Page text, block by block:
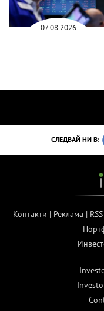
07.08.2026
СЛЕДВАЙ НИ В:
Контакти | Реклама | RSS